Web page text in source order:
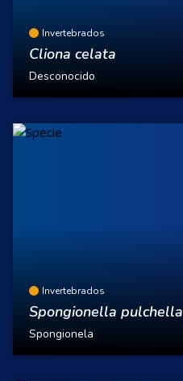
Invertebrados
Cliona celata
Desconocido
Invertebrados
Spongionella pulchella
Spongionela